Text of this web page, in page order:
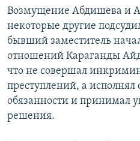
Возмущение Абдишева и
некоторые другие
бывший заместитель
отношений Караганды
что не совершал
преступлений, а
обязанности и принимал
решения.